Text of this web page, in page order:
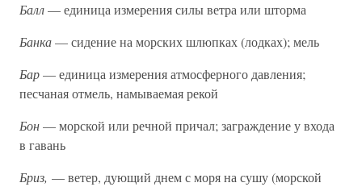
Балл— единица измерения силы ветра или шторма
Банка— сидение на морских шлюпках (лодках); мель
Бар— единица измерения атмосферного давления;
песчаная отмель, намываемая рекой
Бон— морской или речной причал; заграждение у входа
в гавань
Бриз, — ветер, дующий днем с моря на сушу (морской